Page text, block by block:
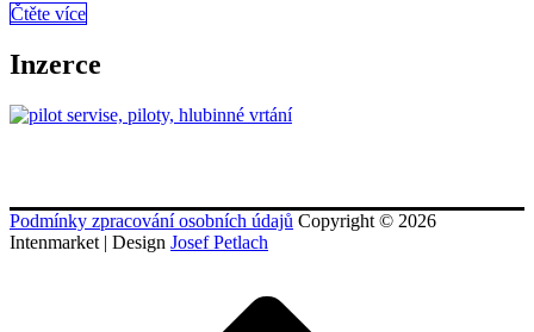
Čtěte víceMore
Inzerce
Podmínky zpracování osobních údajů Copyright © 2026
Intenmarket | Design Josef Petlach